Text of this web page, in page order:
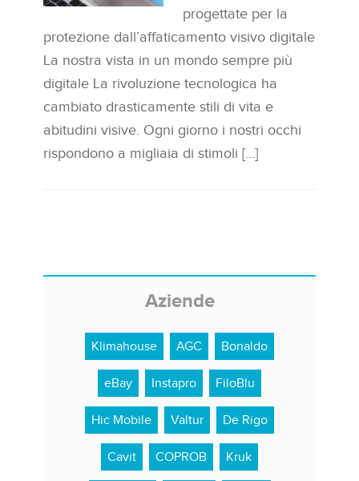
progettate per la
protezione dall’affaticamento visivo digitale
La nostra vista in un mondo sempre più
digitale La rivoluzione tecnologica ha
cambiato drasticamente stili di vita e
abitudini visive. Ogni giorno i nostri occhi
rispondono a migliaia di stimoli […]
Aziende
Klimahouse AGC Bonaldo
eBay Instapro FiloBlu
Hic Mobile Valtur De Rigo
Cavit COPROB Kruk